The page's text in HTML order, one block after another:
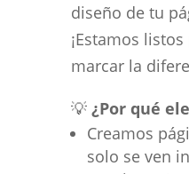
diseño de tu
¡Estamos
marcar la
💡 ¿Por qué
Creamos
solo se ven